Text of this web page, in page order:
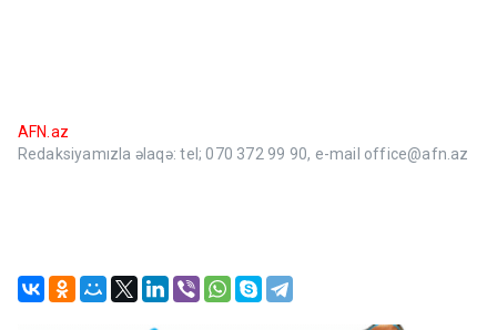
AFN.az
Redaksiyamızla əlaqə: tel; 070 372 99 90, e-mail office@afn.az